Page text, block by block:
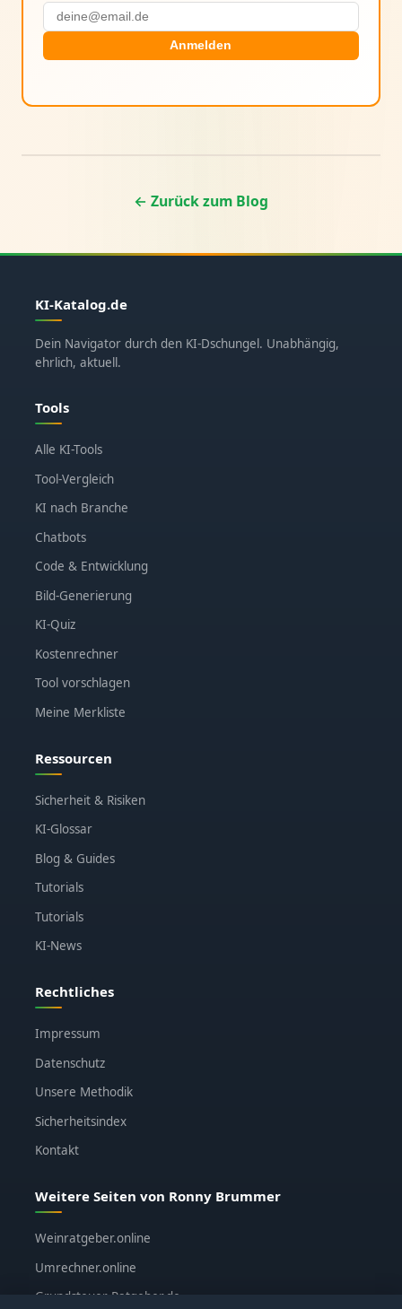
Anmelden
← Zurück zum Blog
KI-Katalog.de
Dein Navigator durch den KI-Dschungel. Unabhängig,
ehrlich, aktuell.
Tools
Alle KI-Tools
Tool-Vergleich
KI nach Branche
Chatbots
Code & Entwicklung
Bild-Generierung
KI-Quiz
Kostenrechner
Tool vorschlagen
Meine Merkliste
Ressourcen
Sicherheit & Risiken
KI-Glossar
Blog & Guides
Tutorials
Tutorials
KI-News
Rechtliches
Impressum
Datenschutz
Unsere Methodik
Sicherheitsindex
Kontakt
Weitere Seiten von Ronny Brummer
Weinratgeber.online
Umrechner.online
Grundsteuer-Ratgeber.de